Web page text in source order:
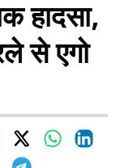
हादसा,
से एगो